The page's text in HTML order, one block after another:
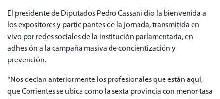
El presidente de Diputados Pedro Cassani dio la bienvenida a
los expositores y participantes de la jornada, transmitida en
vivo por redes sociales de la institución parlamentaria, en
adhesión a la campaña masiva de concientización y
prevención.
“Nos decían anteriormente los profesionales que están aquí,
que Corrientes se ubica como la sexta provincia con menor tasa